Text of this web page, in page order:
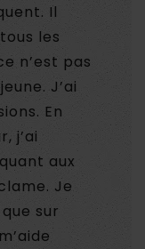
Il
les
n’est pas
J’ai
En
j’ai
aux
Je
sur